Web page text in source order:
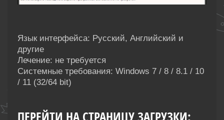
Язык интерфейса: Русский, Английский и
другие
Лечение: не требуется
Системные требования: Windows 7 / 8 / 8.1 / 10
/ 11 (32/64 bit)